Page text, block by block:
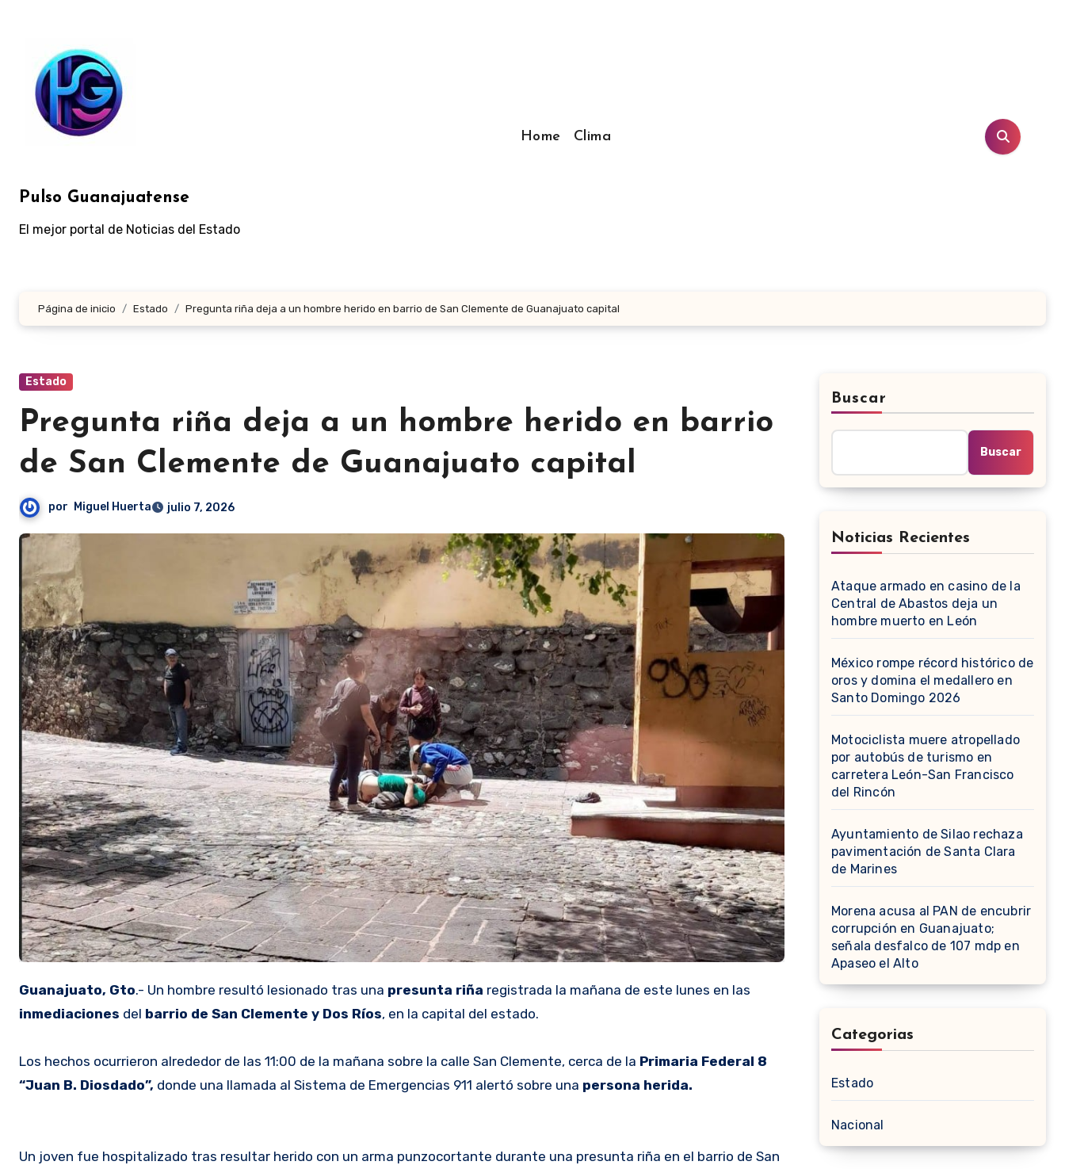
contenido
Pulso Guanajuatense
El mejor portal de Noticias del Estado
Home Clima
Página de inicio Estado Pregunta riña deja a un hombre herido en barrio de San Clemente de Guanajuato capital
Estado
Pregunta riña deja a un hombre herido en barrio
de San Clemente de Guanajuato capital
por Miguel Huerta julio 7, 2026
Guanajuato, Gto.- Un hombre resultó lesionado tras una presunta riña registrada la mañana de este lunes en las
inmediaciones del barrio de San Clemente y Dos Ríos, en la capital del estado.
Los hechos ocurrieron alrededor de las 11:00 de la mañana sobre la calle San Clemente, cerca de la Primaria Federal 8
“Juan B. Diosdado”, donde una llamada al Sistema de Emergencias 911 alertó sobre una persona herida.
Un joven fue hospitalizado tras resultar herido con un arma punzocortante durante una presunta riña en el barrio de San
Buscar
Buscar
Noticias Recientes
Ataque armado en casino de la
Central de Abastos deja un
hombre muerto en León
México rompe récord histórico de
oros y domina el medallero en
Santo Domingo 2026
Motociclista muere atropellado
por autobús de turismo en
carretera León-San Francisco
del Rincón
Ayuntamiento de Silao rechaza
pavimentación de Santa Clara
de Marines
Morena acusa al PAN de encubrir
corrupción en Guanajuato;
señala desfalco de 107 mdp en
Apaseo el Alto
Categorias
Estado
Nacional